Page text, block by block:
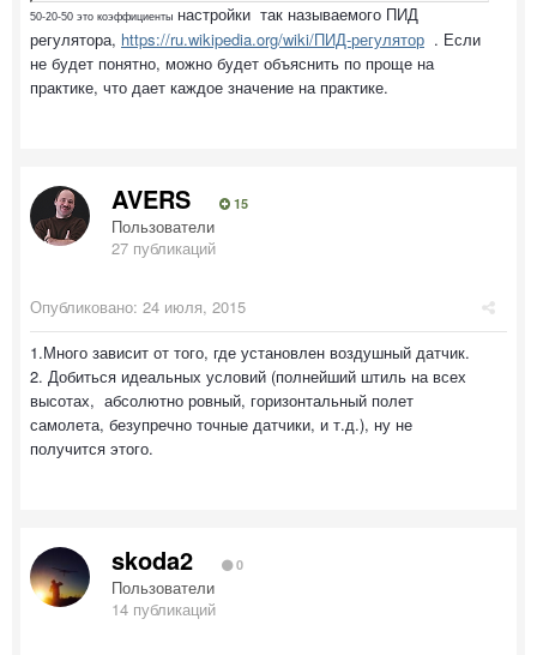
50-20-50 это коэффициенты настройки так называемого ПИД
регулятора, https://ru.wikipedia.org/wiki/ПИД-регулятор . Если
не будет понятно, можно будет объяснить по проще на
практике, что дает каждое значение на практике.
AVERS 15
Пользователи
27 публикаций
Опубликовано: 24 июля, 2015
1.Много зависит от того, где установлен воздушный датчик.
2. Добиться идеальных условий (полнейший штиль на всех
высотах, абсолютно ровный, горизонтальный полет
самолета, безупречно точные датчики, и т.д.), ну не
получится этого.
skoda2 0
Пользователи
14 публикаций